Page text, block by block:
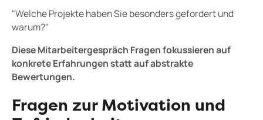
"Welche Projekte haben Sie besonders gefordert und
warum?"
Diese Mitarbeitergespräch Fragen fokussieren auf
konkrete Erfahrungen statt auf abstrakte
Bewertungen.
Fragen zur Motivation und